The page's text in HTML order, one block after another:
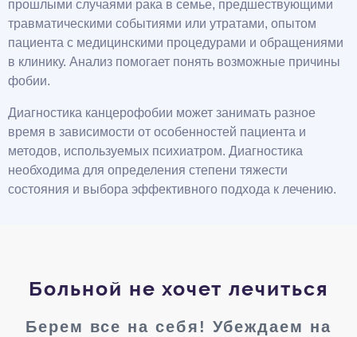
прошлыми случаями рака в семье, предшествующими
травматическими событиями или утратами, опытом
пациента с медицинскими процедурами и обращениями
в клинику. Анализ помогает понять возможные причины
фобии.
Диагностика канцерофобии может занимать разное
время в зависимости от особенностей пациента и
методов, используемых психиатром. Диагностика
необходима для определения степени тяжести
состояния и выбора эффективного подхода к лечению.
Больной не хочет лечиться
Берем все на себя! Убеждаем на